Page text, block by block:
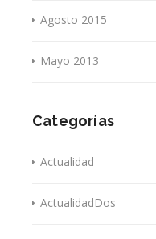
Agosto 2015
Mayo 2013
Categorías
Actualidad
ActualidadDos